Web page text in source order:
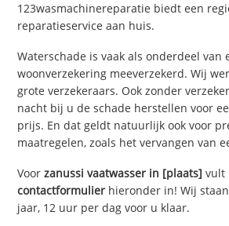
123wasmachinereparatie biedt een
reparatieservice aan huis.
Waterschade is vaak als onderdeel van
woonverzekering meeverzekerd. Wij
grote verzekeraars. Ook zonder
nacht bij u de schade herstellen voor
prijs. En dat geldt natuurlijk ook voor
maatregelen, zoals het vervangen van
Voorzanussi vaatwasser in [plaats] vult
contactformulier hieronder in! Wij
jaar, 12 uur per dag voor u klaar.